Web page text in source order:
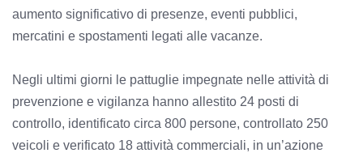
aumento significativo di presenze, eventi pubblici,
mercatini e spostamenti legati alle vacanze.
Negli ultimi giorni le pattuglie impegnate nelle attività di
prevenzione e vigilanza hanno allestito 24 posti di
controllo, identificato circa 800 persone, controllato 250
veicoli e verificato 18 attività commerciali, in un’azione